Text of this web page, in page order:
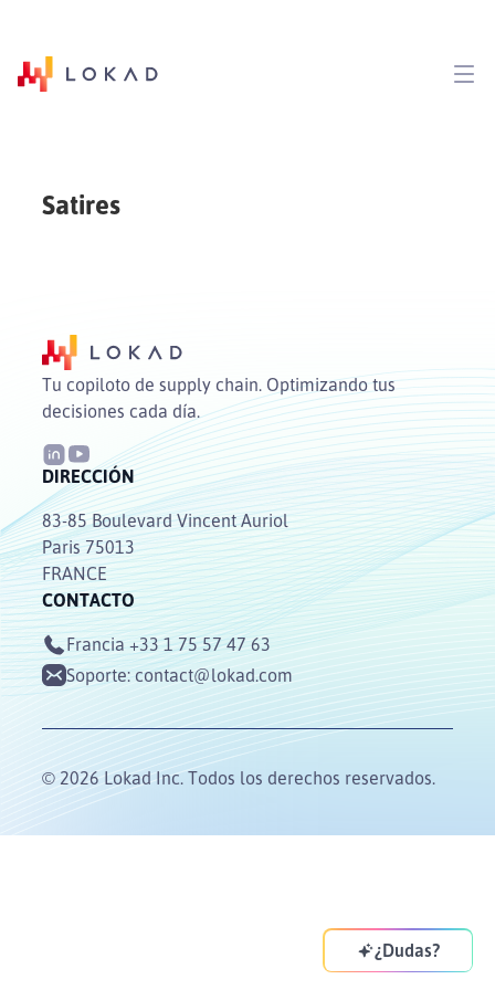
Satires
Tu copiloto de supply chain. Optimizando tus
decisiones cada día.
DIRECCIÓN
83-85 Boulevard Vincent Auriol
Paris 75013
FRANCE
CONTACTO
Francia +33 1 75 57 47 63
Soporte:contact@lokad.com
© 2026 Lokad Inc. Todos los derechos reservados.
¿Dudas?